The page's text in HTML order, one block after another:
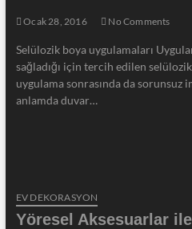
Ocak 28, 2016 No Comments
Selülozik boya uygulamaları
sağladığı için tercih edilen selülozik
uygulama sonrasında da sorunsuz
anlamda duvar…
EV DEKORASYON
Yöresel Aksesuarlar